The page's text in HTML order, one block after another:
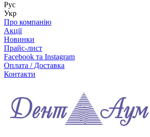
Рус
Укр
Про компанію
Акції
Новинки
Прайс-лист
Facebook та Instagram
Оплата / Доставка
Контакти